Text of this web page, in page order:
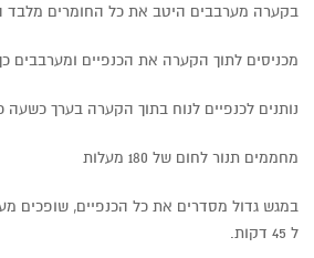
בקערה מערבבים היטב את כל החומרים
מכניסים לתוך הקערה את הכנפיים ומערבבים
נותנים לכנפיים לנוח בתוך הקערה בערך
מחממים תנור לחום של 180 מעלות
במגש גדול מסדרים את כל הכנפיים, שופכים
ל 45 דקות.